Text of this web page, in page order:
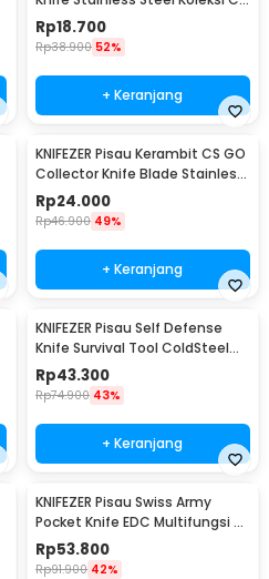
GO - H12
Rp18.700
Rp38.900 52%
+ Keranjang
KNIFEZER Pisau Kerambit CS GO
Collector Knife Blade Stainless
Steel - H10
Rp24.000
Rp46.900 49%
+ Keranjang
KNIFEZER Pisau Self Defense
Knife Survival Tool ColdSteel
Straight - 17T
Rp43.300
Rp74.900 43%
+ Keranjang
KNIFEZER Pisau Swiss Army
Pocket Knife EDC Multifungsi -
MKE16
Rp53.800
Rp91.900 42%